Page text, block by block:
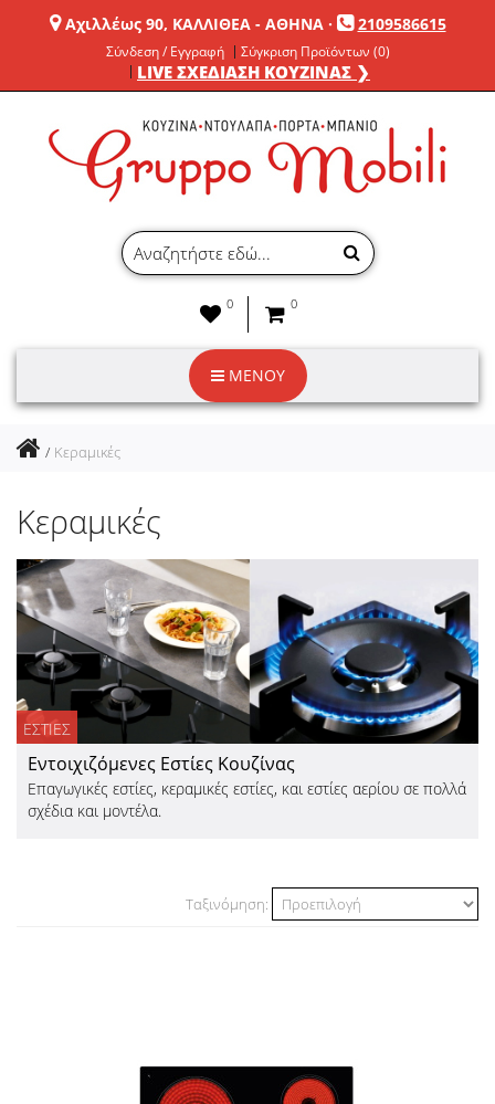
Αχιλλέως 90, ΚΑΛΛΙΘΕΑ - ΑΘΗΝΑ· 2109586615
Σύνδεση / Εγγραφή Σύγκριση Προϊόντων (0)
LIVE ΣΧΕΔΙΑΣΗ ΚΟΥΖΙΝΑΣ ❯
0 0
ΜΕΝΟΥ
Κεραμικές
Κεραμικές
ΕΣΤΙΕΣ
Εντοιχιζόμενες Εστίες Κουζίνας
Επαγωγικές εστίες, κεραμικές εστίες, και εστίες αερίου σε πολλά
σχέδια και μοντέλα.
Ταξινόμηση: